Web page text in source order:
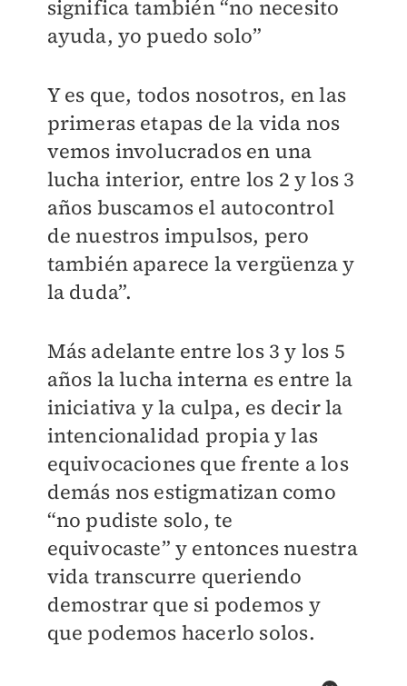
significa también “no necesito
ayuda, yo puedo solo”
Y es que, todos nosotros, en las
primeras etapas de la vida nos
vemos involucrados en una
lucha interior, entre los 2 y los 3
años buscamos el autocontrol
de nuestros impulsos, pero
también aparece la vergüenza y
la duda”.
Más adelante entre los 3 y los 5
años la lucha interna es entre la
iniciativa y la culpa, es decir la
intencionalidad propia y las
equivocaciones que frente a los
demás nos estigmatizan como
“no pudiste solo, te
equivocaste” y entonces nuestra
vida transcurre queriendo
demostrar que si podemos y
que podemos hacerlo solos.